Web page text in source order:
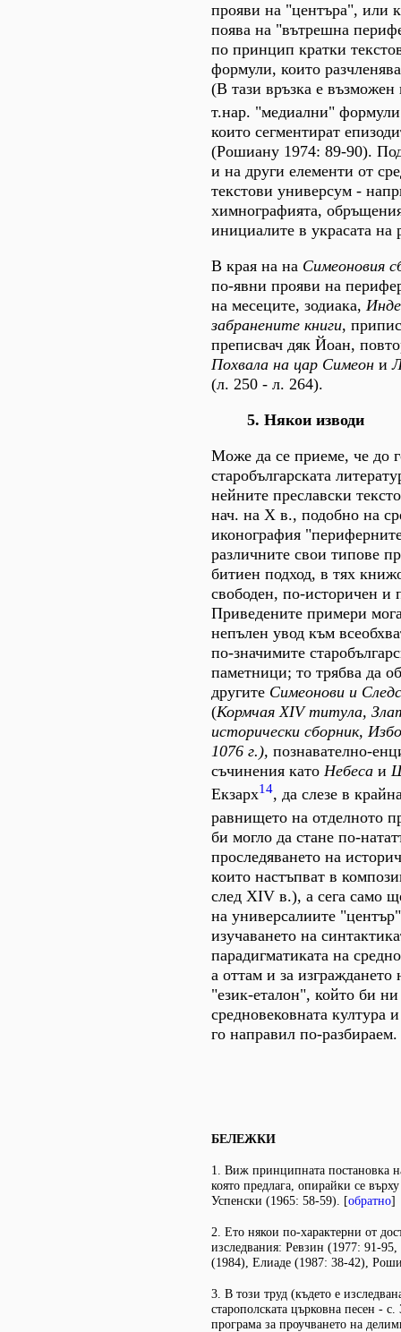
прояви на "центъра", или
поява на "вътрешна
по принцип кратки
формули, които
(В тази връзка е възможен
т.нар. "медиални"
които сегментират
(Рошиану 1974: 89-90).
и на други елементи от
текстови универсум -
химнографията,
инициалите в украсата на
В края на на Симеоновия
по-явни прояви на
на месеците, зодиака,
забранените книги,
преписвач дяк Йоан,
Похвала на цар Симеон и
(л. 250 - л. 264).
5. Някои изводи
Може да се приеме, че до
старобългарската
нейните преславски
нач. на X в., подобно на
иконография
различните свои типове
битиен подход, в тях
свободен, по-историчен и
Приведените примери
непълен увод към
по-значимите
паметници; то трябва да
другите Симеонови и
(Кормчая XIV титула,
исторически сборник,
1076 г.), познавателно-
съчинения като Небеса и
Екзарх14, да слезе в
равнището на отделното
би могло да стане по-
проследяването на
които настъпват в
след XIV в.), а сега само
на универсалиите
изучаването на
парадигматиката на
а оттам и за изграждането
"език-еталон", който би
средновековната култура
го направил по-разбираем.
БЕЛЕЖКИ
1. Виж принципната постановка
която предлага, опирайки се
Успенски (1965: 58-59). [обратно]
2. Ето някои по-характерни от
изследвания: Ревзин (1977: 91-
(1984), Елиаде (1987: 38-42),
3. В този труд (където е
старополската църковна песен -
програма за проучването на